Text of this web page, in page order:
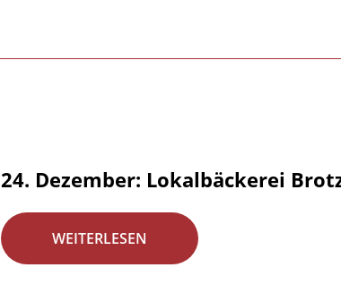
24. Dezember: Lokalbäckerei
WEITERLESEN